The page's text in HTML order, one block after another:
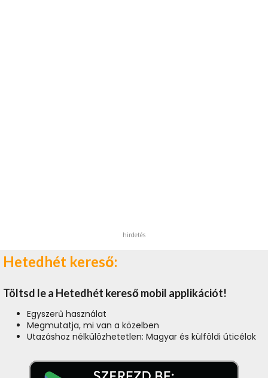
hirdetés
Hetedhét kereső:
Töltsd le a Hetedhét kereső mobil applikációt!
Egyszerű használat
Megmutatja, mi van a közelben
Utazáshoz nélkülözhetetlen: Magyar és külföldi úticélok